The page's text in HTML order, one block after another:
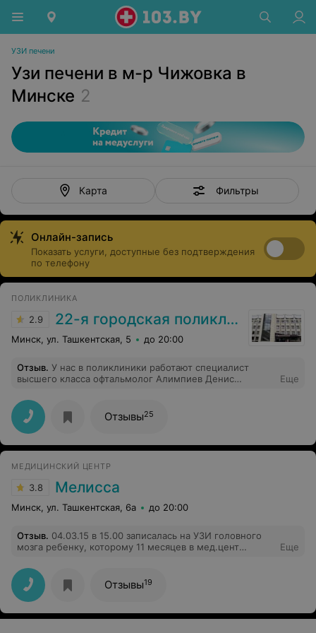
УЗИ печени
Узи печени в м-р Чижовка в
Минске 2
Карта Фильтры
Онлайн-запись
Показать услуги, доступные без подтверждения
по телефону
ПОЛИКЛИНИКА
2.9 22-я городская поликлиника
Минск, ул. Ташкентская, 5 до 20:00
Отзыв. У нас в поликлиники работают специалист
высшего класса офтальмолог Алимпиев Денис
Никаких лишних слов, всё по нужному вопросу,
диагноз с порога. Очень благодарна, что пришлось
иметь дело с Вами! Высшая оценка работы!
Еще
Отзывы25
МЕДИЦИНСКИЙ ЦЕНТР
3.8 Мелисса
Минск, ул. Ташкентская, 6а до 20:00
Отзыв. 04.03.15 в 15.00 записалась на УЗИ головного
мозга ребенку, которому 11 месяцев в мед.цент
конечно же узнала про цену. Пришла где-то 14.50
сообщила , что я на узи, мне сказали уже свободно
можете пройти. Что мне очень не понравилось, что
сходу вместо того, чтобы поздороваться и улыбнуться,
посмотрели на меня и спросили знаю ли я сколько это
Еще
Отзывы19